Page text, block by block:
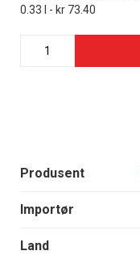
Produsent
Importør
Land
0.33 l - kr 73.40